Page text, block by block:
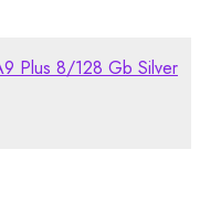
Plus 8/128 Gb Silver